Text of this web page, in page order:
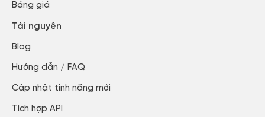
Bảng giá
Tài nguyên
Blog​
Hướng dẫn / FAQ​
Cập nhật tính năng mới​
Tích hợp API​